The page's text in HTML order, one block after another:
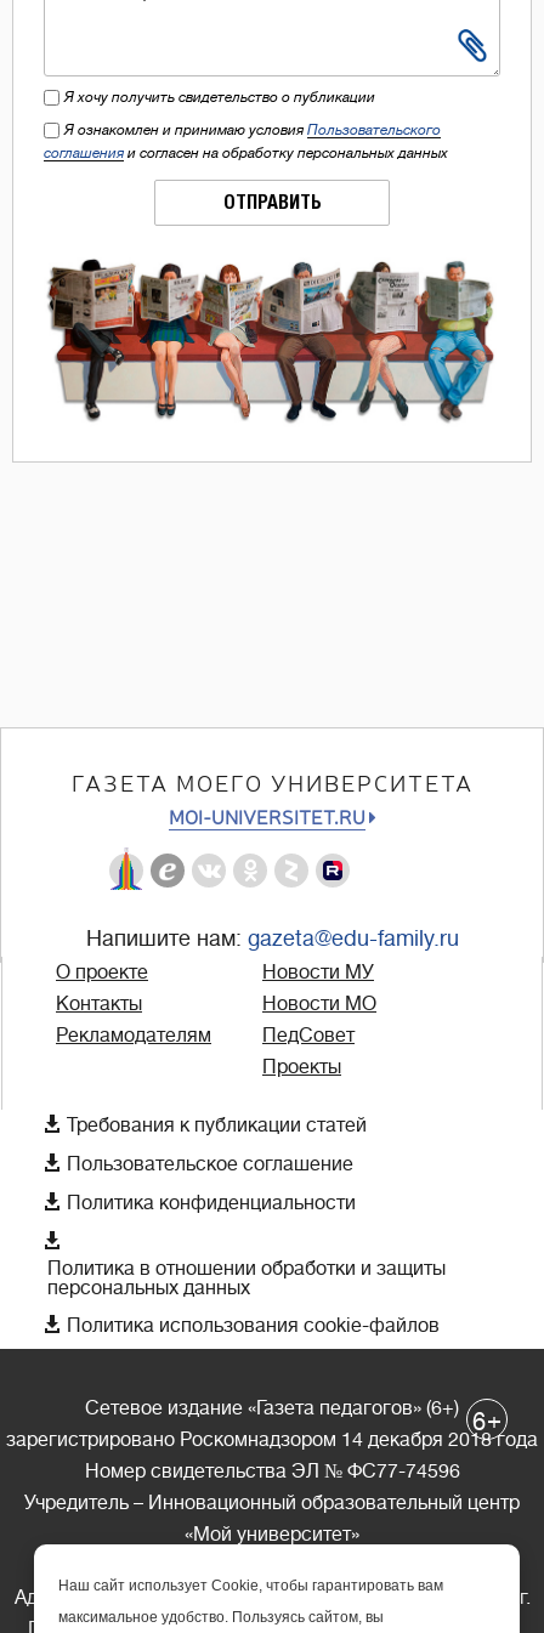
Я хочу получить свидетельство о публикации
Я ознакомлен и принимаю условия Пользовательского
соглашения и согласен на обработку персональных данных
ОТПРАВИТЬ
ГАЗЕТА МОЕГО УНИВЕРСИТЕТА
MOI-UNIVERSITET.RU
Напишите нам: gazeta@edu-family.ru
О проекте
Контакты
Рекламодателям
Новости МУ
Новости МО
ПедСовет
Проекты
 Требования к публикации статей
 Пользовательское соглашение
 Политика конфиденциальности

Политика в отношении обработки и защиты
персональных данных
 Политика использования cookie-файлов
Сетевое издание «Газета педагогов» (6+)
зарегистрировано Роскомнадзором 14 декабря 2018 года
Номер свидетельства ЭЛ № ФС77-74596
Учредитель – Инновационный образовательный центр
«Мой университет»
Адрес редакции: 185035 Россия, Республика Карелия, г.
6+
Наш сайт использует Cookie, чтобы гарантировать вам
максимальное удобство. Пользуясь сайтом, вы